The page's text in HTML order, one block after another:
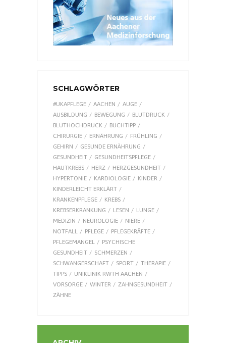
SCHLAGWÖRTER
#UKAPFLEGE AACHEN
AUGE
AUSBILDUNG
BEWEGUNG
BLUTDRUCK
BLUTHOCHDRUCK
BUCHTIPP
CHIRURGIE
ERNÄHRUNG
FRÜHLING
GEHIRN
GESUNDE ERNÄHRUNG
GESUNDHEIT
GESUNDHEITSPFLEGE
HAUTKREBS
HERZ
HERZGESUNDHEIT
HYPERTONIE
KARDIOLOGIE
KINDER
KINDERLEICHT ERKLÄRT
KRANKENPFLEGE
KREBS
KREBSERKRANKUNG
LESEN
LUNGE
MEDIZIN
NEUROLOGIE
NIERE
NOTFALL
PFLEGE
PFLEGEKRÄFTE
PFLEGEMANGEL
PSYCHISCHE
GESUNDHEIT
SCHMERZEN
SCHWANGERSCHAFT
SPORT
THERAPIE
TIPPS
UNIKLINIK RWTH AACHEN
VORSORGE
WINTER
ZAHNGESUNDHEIT
ZÄHNE